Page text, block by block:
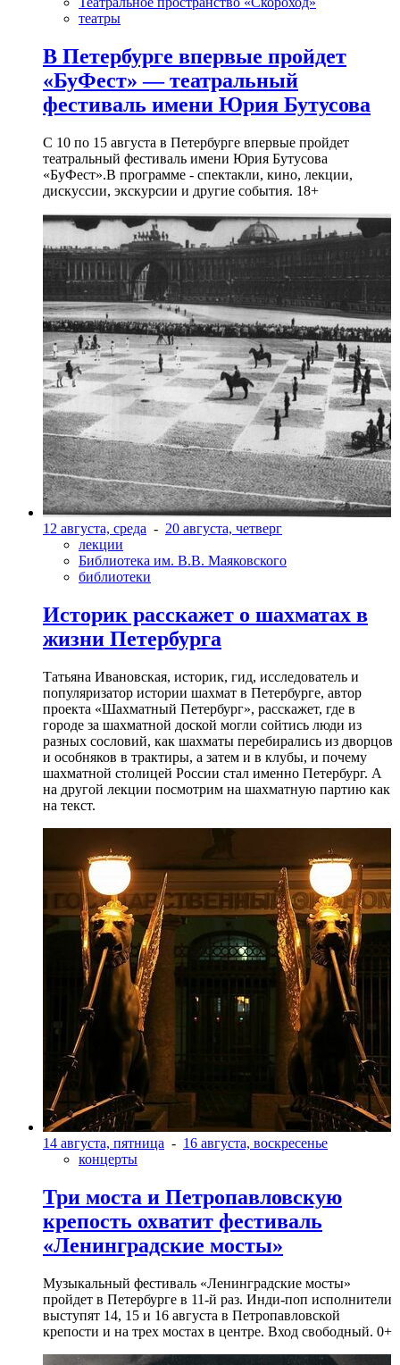
театры
В Петербурге впервые пройдет
«БуФест» — театральный
фестиваль имени Юрия Бутусова
С 10 по 15 августа в Петербурге впервые пройдет
театральный фестиваль имени Юрия Бутусова
«БуФест».В программе - спектакли, кино, лекции,
дискуссии, экскурсии и другие события. 18+
12 августа, среда - 20 августа, четверг
лекции
Библиотека им. В.В. Маяковского
библиотеки
Историк расскажет о шахматах в
жизни Петербурга
Татьяна Ивановская, историк, гид, исследователь и
популяризатор истории шахмат в Петербурге, автор
проекта «Шахматный Петербург», расскажет, где в
городе за шахматной доской могли сойтись люди из
разных сословий, как шахматы перебирались из дворцов
и особняков в трактиры, а затем и в клубы, и почему
шахматной столицей России стал именно Петербург. А
на другой лекции посмотрим на шахматную партию как
на текст.
14 августа, пятница - 16 августа, воскресенье
концерты
Три моста и Петропавловскую
крепость охватит фестиваль
«Ленинградские мосты»
Музыкальный фестиваль «Ленинградские мосты»
пройдет в Петербурге в 11-й раз. Инди-поп исполнители
выступят 14, 15 и 16 августа в Петропавловской
крепости и на трех мостах в центре. Вход свободный. 0+